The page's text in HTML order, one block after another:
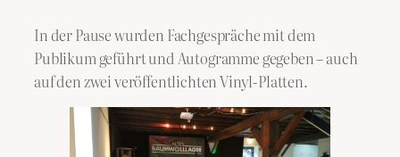
In der Pause wurden Fachgespräche mit dem
Publikum geführt und Autogramme gegeben – auch
auf den zwei veröffentlichten Vinyl-Platten.